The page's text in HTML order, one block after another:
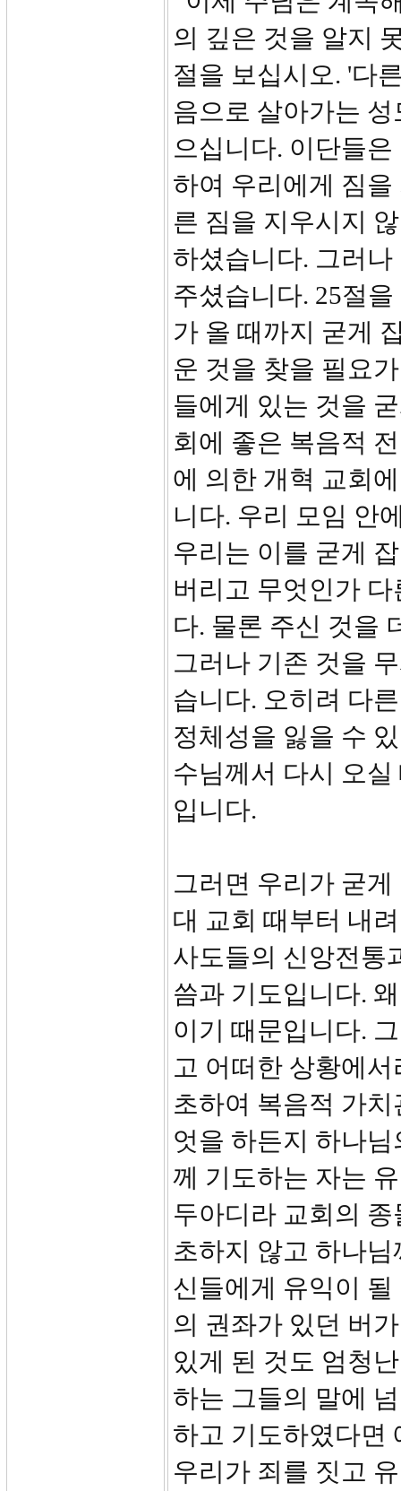
의 깊은 것을 알지
절을 보십시오. '다
음으로 살아가는
으십니다. 이단들
하여 우리에게 짐
른 짐을 지우시지
하셨습니다. 그러
주셨습니다. 25절
가 올 때까지 굳게
운 것을 찾을 필요
들에게 있는 것을
회에 좋은 복음적
에 의한 개혁 교회
니다. 우리 모임 안
우리는 이를 굳게
버리고 무엇인가
다. 물론 주신 것을
그러나 기존 것을
습니다. 오히려 다
정체성을 잃을 수
수님께서 다시 오
입니다.
그러면 우리가 굳
대 교회 때부터 내
사도들의 신앙전통
씀과 기도입니다.
이기 때문입니다.
고 어떠한 상황에
초하여 복음적 가
엇을 하든지 하나
께 기도하는 자는
두아디라 교회의
초하지 않고 하나
신들에게 유익이
의 권좌가 있던 버
있게 된 것도 엄청
하는 그들의 말에
하고 기도하였다면
우리가 죄를 짓고